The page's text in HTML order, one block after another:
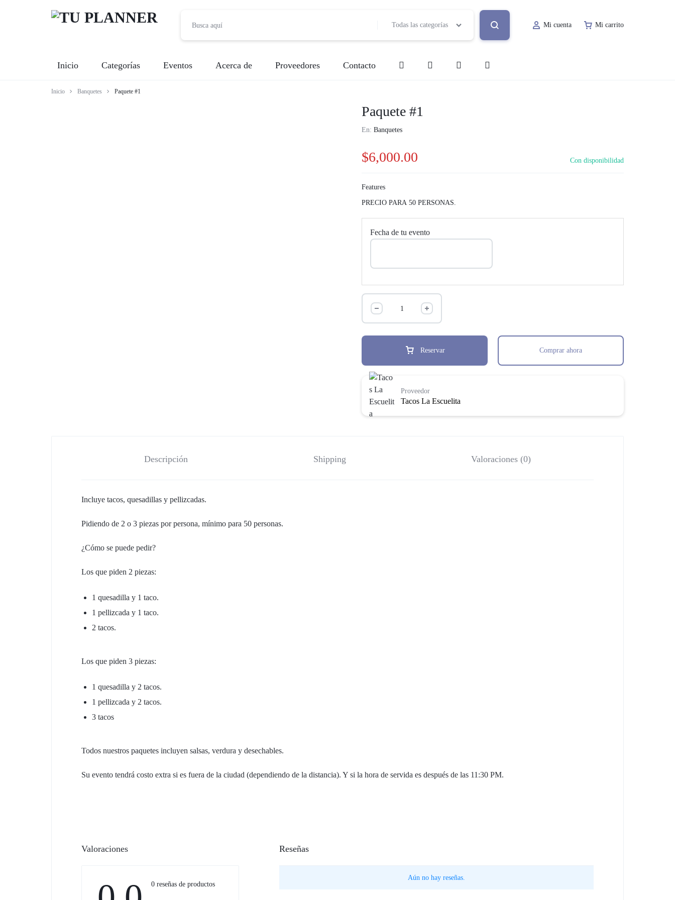
PLANNER
Todas las categorías Mi cuenta Mi carrito
Inicio Categorías
Lugar de Evento
Pastelería y Repostería
Eventos Acerca de Proveedores
Música
Videografía
Contacto
Inicio Banquetes Paquete #1
Paquete #1
En:Banquetes
$6,000.00 Con disponibilidad
Features
PRECIO PARA 50 PERSONAS.
Fecha de tu evento
Reservar Comprar ahora
Tacos La Escuelita
Proveedor
Descripción Shipping Valoraciones (0)
Incluye tacos, quesadillas y pellizcadas.
Pidiendo de 2 o 3 piezas por persona, mínimo para 50 personas.
¿Cómo se puede pedir?
Los que piden 2 piezas:
1 quesadilla y 1 taco.
1 pellizcada y 1 taco.
2 tacos.
Los que piden 3 piezas:
1 quesadilla y 2 tacos.
1 pellizcada y 2 tacos.
3 tacos
Todos nuestros paquetes incluyen salsas, verdura y desechables.
Su evento tendrá costo extra si es fuera de la ciudad (dependiendo de la distancia). Y si la hora de servida es después de las 11:30 PM.
Valoraciones
0 reseñas de productos
Reseñas
Aún no hay reseñas.